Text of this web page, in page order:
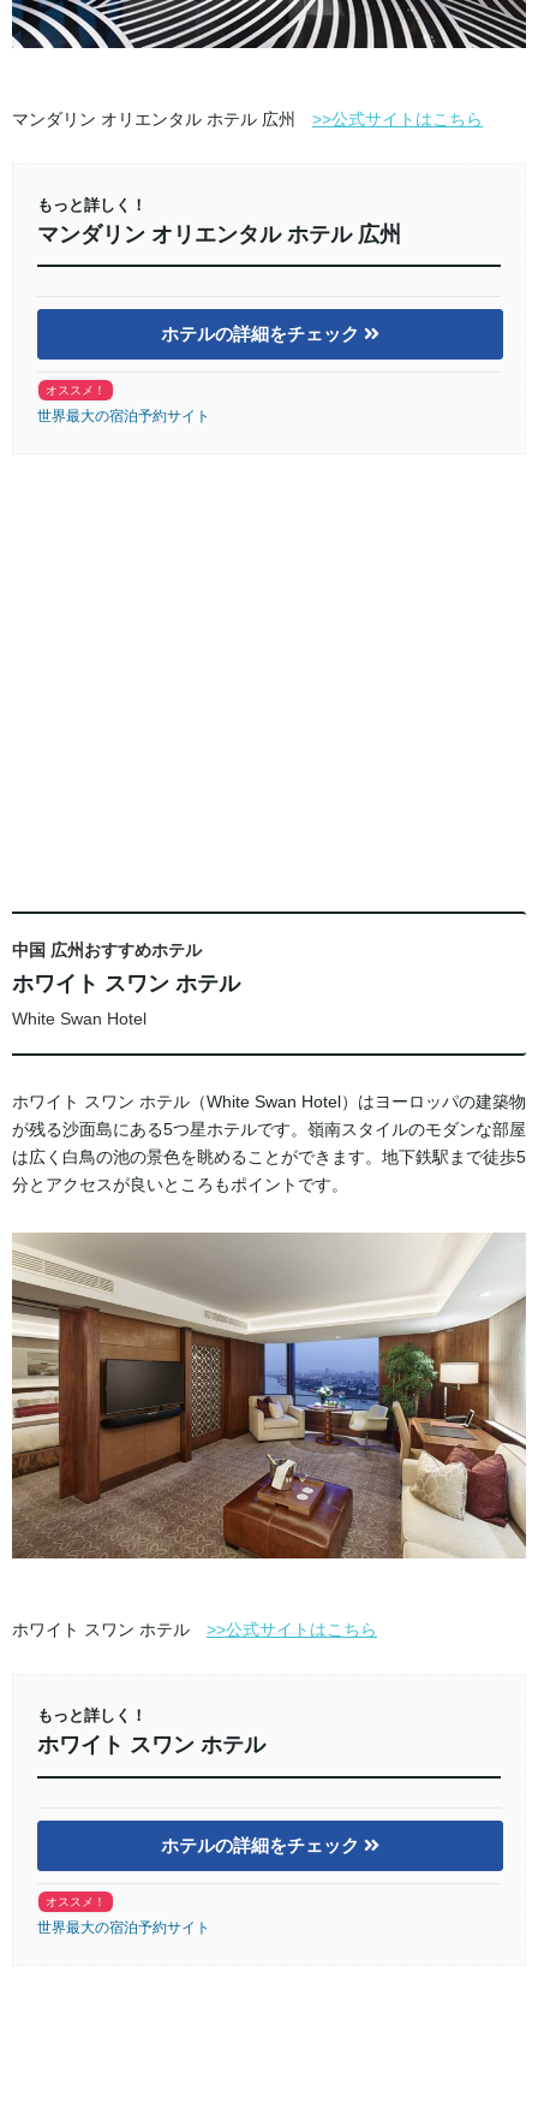
マンダリン オリエンタル ホテル 広州 >>公式サイトはこちら
もっと詳しく！
マンダリン オリエンタル ホテル 広州
ホテルの詳細をチェック
オススメ！
世界最大の宿泊予約サイト
中国 広州おすすめホテル
ホワイト スワン ホテル
White Swan Hotel
ホワイト スワン ホテル（White Swan Hotel）はヨーロッパの建築物
が残る沙面島にある5つ星ホテルです。嶺南スタイルのモダンな部屋
は広く白鳥の池の景色を眺めることができます。地下鉄駅まで徒歩5
分とアクセスが良いところもポイントです。
ホワイト スワン ホテル >>公式サイトはこちら
もっと詳しく！
ホワイト スワン ホテル
ホテルの詳細をチェック
オススメ！
世界最大の宿泊予約サイト